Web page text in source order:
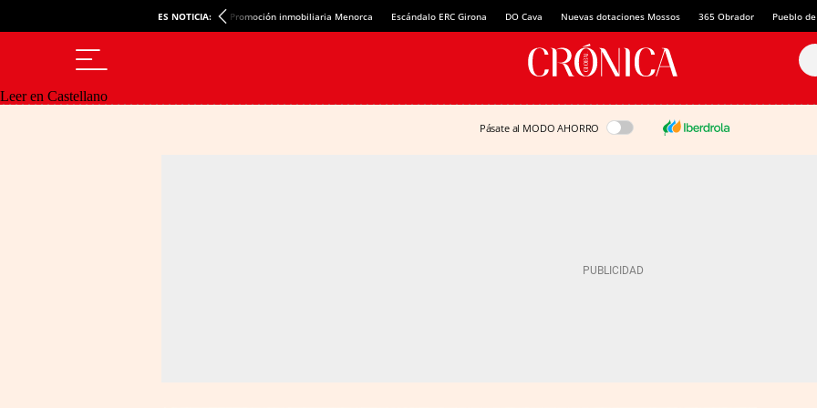
ES NOTICIA: Promoción inmobiliaria Menorca Escándalo ERC Girona DO Cava Nuevas dotaciones Mossos 365 Obrador Pueblo
Leer en Castellano
Pásate al MODO AHORRO